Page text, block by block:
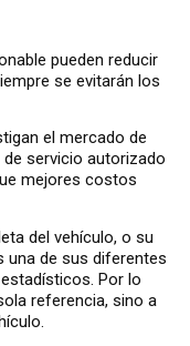
pueden reducir
se evitarán los
el mercado de
servicio autorizado
mejores costos
del vehículo, o su
una de sus diferentes
Por lo
referencia, sino a